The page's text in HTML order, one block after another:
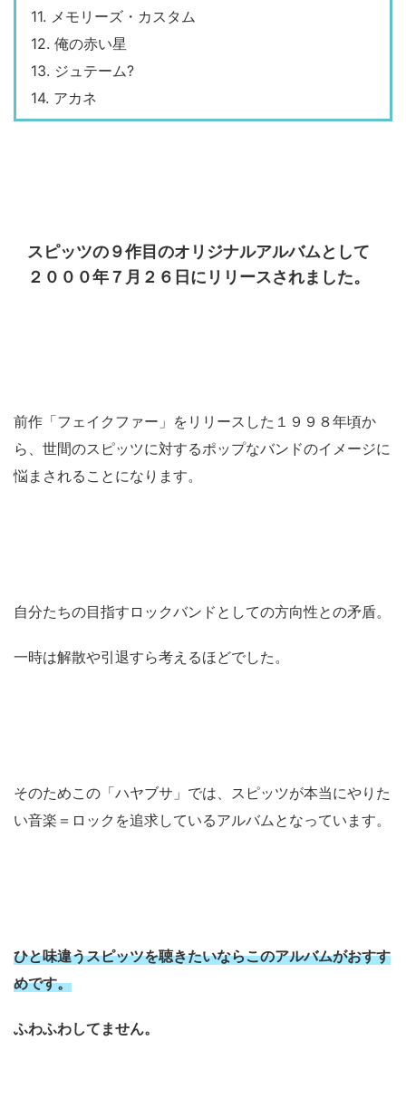
11. メモリーズ・カスタム
12. 俺の赤い星
13. ジュテーム?
14. アカネ
スピッツの９作目のオリジナルアルバムとして
２０００年７月２６日にリリースされました。
前作「フェイクファー」をリリースした１９９８年頃か
ら、世間のスピッツに対するポップなバンドのイメージに
悩まされることになります。
自分たちの目指すロックバンドとしての方向性との矛盾。
一時は解散や引退すら考えるほどでした。
そのためこの「ハヤブサ」では、スピッツが本当にやりた
い音楽＝ロックを追求しているアルバムとなっています。
ひと味違うスピッツを聴きたいならこのアルバムがおすす
めです。
ふわふわしてません。